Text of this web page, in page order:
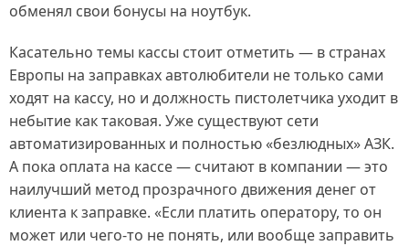
обменял свои бонусы на ноутбук.
Касательно темы кассы стоит отметить — в странах
Европы на заправках автолюбители не только сами
ходят на кассу, но и должность пистолетчика уходит в
небытие как таковая. Уже существуют сети
автоматизированных и полностью «безлюдных» АЗК.
А пока оплата на кассе — считают в компании — это
наилучший метод прозрачного движения денег от
клиента к заправке. «Если платить оператору, то он
может или чего-то не понять, или вообще заправить